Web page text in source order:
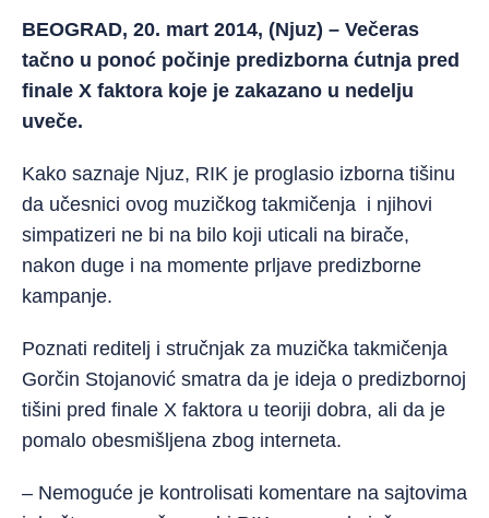
BEOGRAD, 20. mart 2014, (Njuz) – Večeras
tačno u ponoć počinje predizborna ćutnja pred
finale X faktora koje je zakazano u nedelju
uveče.
Kako saznaje Njuz, RIK je proglasio izborna tišinu
da učesnici ovog muzičkog takmičenja i njihovi
simpatizeri ne bi na bilo koji uticali na birače,
nakon duge i na momente prljave predizborne
kampanje.
Poznati reditelj i stručnjak za muzička takmičenja
Gorčin Stojanović smatra da je ideja o predizbornoj
tišini pred finale X faktora u teoriji dobra, ali da je
pomalo obesmišljena zbog interneta.
– Nemoguće je kontrolisati komentare na sajtovima